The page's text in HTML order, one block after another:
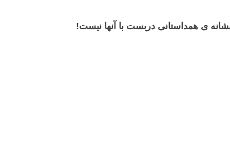
ی همداستانی دربست با آنها نیست!